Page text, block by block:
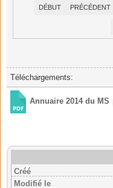
DÉBUT PRÉCÉDENT
Téléchargements:
Annuaire 2014 du MS
Créé
Modifié le